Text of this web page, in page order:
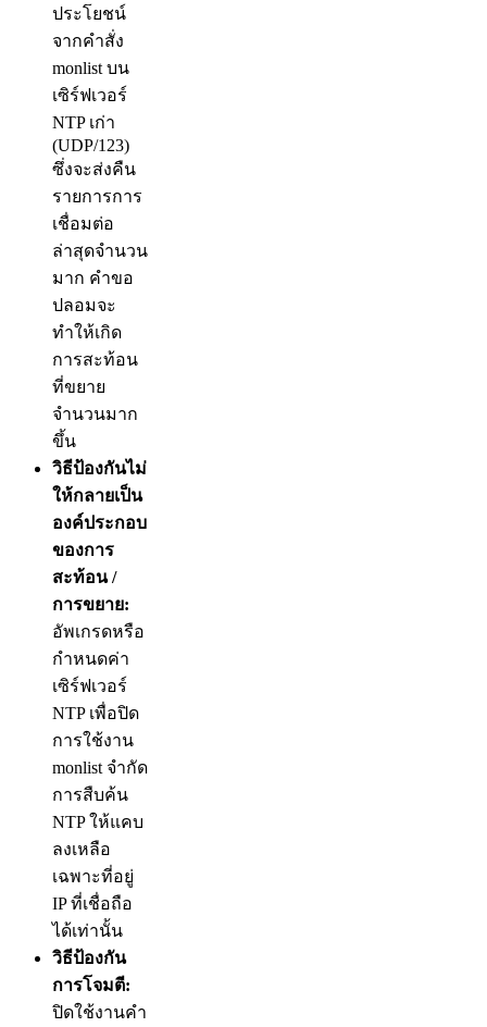
ประโยชน์
จากคำสั่ง
monlist บน
เซิร์ฟเวอร์
NTP เก่า
(UDP/123)
ซึ่งจะส่งคืน
รายการการ
เชื่อมต่อ
ล่าสุดจำนวน
มาก คำขอ
ปลอมจะ
ทำให้เกิด
การสะท้อน
ที่ขยาย
จำนวนมาก
ขึ้น
วิธีป้องกันไม่
ให้กลายเป็น
องค์ประกอบ
ของการ
สะท้อน /
การขยาย:
อัพเกรดหรือ
กำหนดค่า
เซิร์ฟเวอร์
NTP เพื่อปิด
การใช้งาน
monlist จำกัด
การสืบค้น
NTP ให้แคบ
ลงเหลือ
เฉพาะที่อยู่
IP ที่เชื่อถือ
ได้เท่านั้น
วิธีป้องกัน
การโจมตี:
ปิดใช้งานคำ